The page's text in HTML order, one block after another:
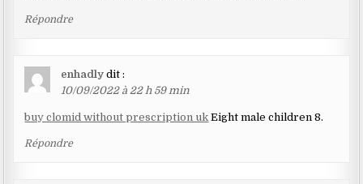
Répondre
enhadly dit :
10/09/2022 à 22 h 59 min
buy clomid without prescription uk Eight male children 8.
Répondre